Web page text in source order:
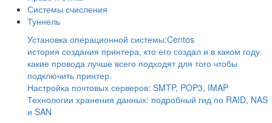
Системы счисления
Туннель
Установка операционной системы:Centos
история создания принтера, кто его создал и в каком году.
какие провода лучше всего подходят для того чтобы
подключить принтер.
Настройка почтовых серверов: SMTP, POP3, IMAP
Технологии хранения данных: подробный гид по RAID, NAS
и SAN